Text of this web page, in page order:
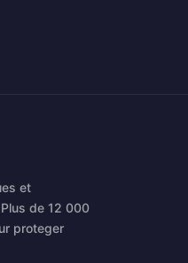
et
de 12 000
proteger